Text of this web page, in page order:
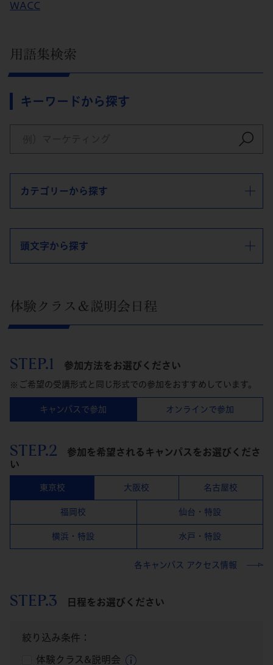
用語集検索
キーワードから探す
カテゴリーから探す
頭文字から探す
WACC
体験クラス＆説明会日程
STEP.1 参加方法をお選びください
ご希望の受講形式と同じ形式での参加をおすすめしています。
キャンパスで参加 オンラインで参加
STEP.2
参加を希望されるキャンパスをお選びくださ
い
各キャンパス アクセス情報
東京校 大阪校 名古屋校
福岡校 仙台・特設
横浜・特設 水戸・特設
STEP.3 日程をお選びください
絞り込み条件：
体験クラス&説明会